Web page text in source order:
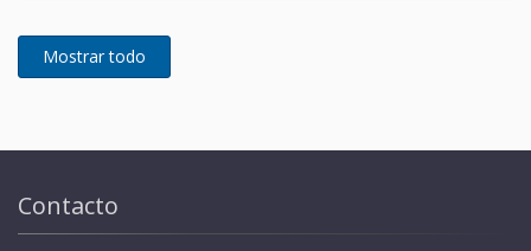
Contacto